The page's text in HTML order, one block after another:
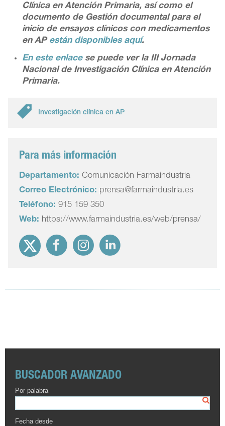
Clínica en Atención Primaria, así como el
documento de Gestión documental para el
inicio de ensayos clínicos con medicamentos
en AP están disponibles aquí.
En este enlacese puede ver la III Jornada
Nacional de Investigación Clínica en Atención
Primaria.
Investigación clínica en AP
Para más información
Departamento: Comunicación Farmaindustria
Correo Electrónico: prensa@farmaindustria.es
Teléfono: 915 159 350
Web: https://www.farmaindustria.es/web/prensa/
BUSCADOR AVANZADO
Por palabra
Fecha desde